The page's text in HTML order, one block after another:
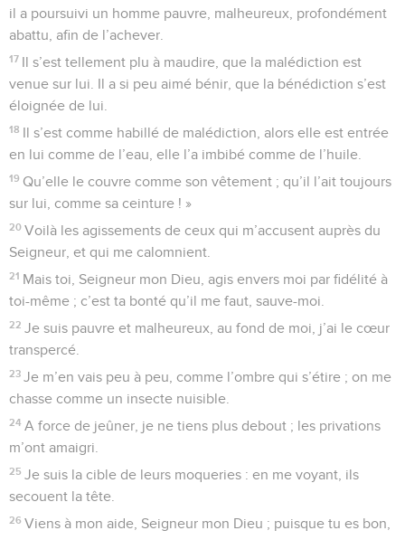
il a poursuivi un homme pauvre, malheureux, profondément
abattu, afin de l’achever.
17 Il s’est tellement plu à maudire, que la malédiction est
venue sur lui. Il a si peu aimé bénir, que la bénédiction s’est
éloignée de lui.
18 Il s’est comme habillé de malédiction, alors elle est entrée
en lui comme de l’eau, elle l’a imbibé comme de l’huile.
19 Qu’elle le couvre comme son vêtement ; qu’il l’ait toujours
sur lui, comme sa ceinture ! »
20 Voilà les agissements de ceux qui m’accusent auprès du
Seigneur, et qui me calomnient.
21 Mais toi, Seigneur mon Dieu, agis envers moi par fidélité à
toi-même ; c’est ta bonté qu’il me faut, sauve-moi.
22 Je suis pauvre et malheureux, au fond de moi, j’ai le cœur
transpercé.
23 Je m’en vais peu à peu, comme l’ombre qui s’étire ; on me
chasse comme un insecte nuisible.
24 A force de jeûner, je ne tiens plus debout ; les privations
m’ont amaigri.
25 Je suis la cible de leurs moqueries : en me voyant, ils
secouent la tête.
26 Viens à mon aide, Seigneur mon Dieu ; puisque tu es bon,